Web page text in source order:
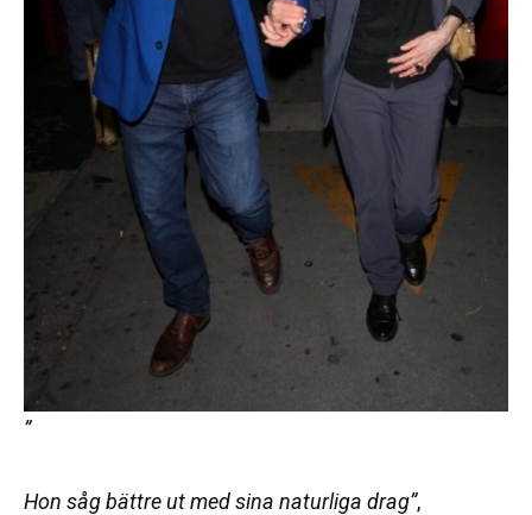
”
Hon såg bättre ut med sina naturliga drag”,